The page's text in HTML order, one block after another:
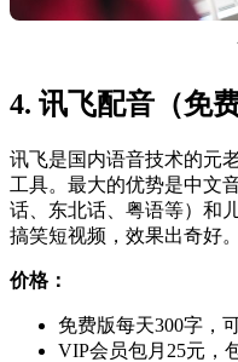
4. 讯飞配音（免
讯飞是国内语音技术的元
工具。最大的优势是中文
话、东北话、粤语等）和
搞笑短视频，效果出奇好。
价格：
免费版每天300字，
VIP会员包月25元，